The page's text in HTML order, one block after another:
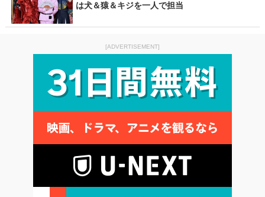
は犬＆猿＆キジを一人で担当
[ADVERTISEMENT]